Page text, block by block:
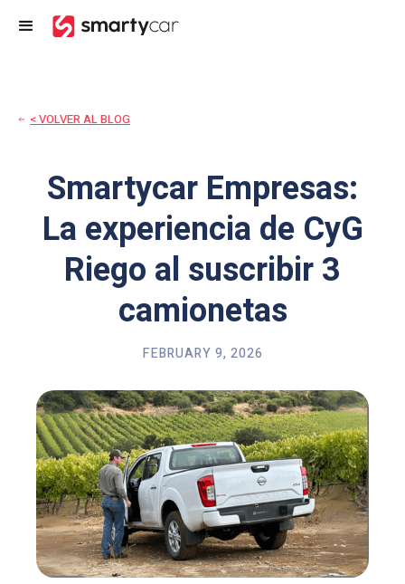
< VOLVER AL BLOG
Smartycar Empresas:
La experiencia de CyG
Riego al suscribir 3
camionetas
FEBRUARY 9, 2026